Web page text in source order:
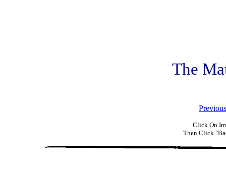
The
Click On
Then Click